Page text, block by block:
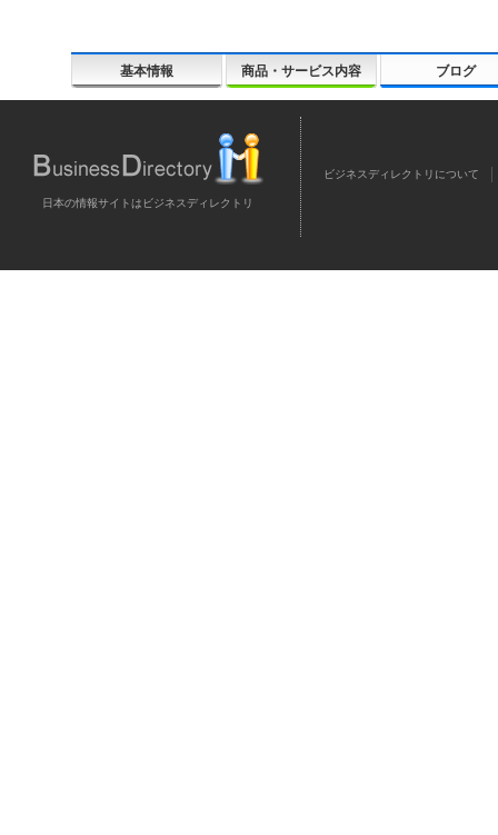
基本情報 商品・サービス内容 ブログ
日本の情報サイトはビジネスディレクトリ
ビジネスディレクトリについて